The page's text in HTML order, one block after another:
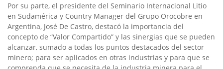
Por su parte, el presidente del Seminario Internacional Litio
en Sudamérica y Country Manager del Grupo Orocobre en
Argentina, José De Castro, destacó la importancia del
concepto de “Valor Compartido” y las sinergias que se pueden
alcanzar, sumado a todas los puntos destacados del sector
minero; para ser aplicados en otras industrias y para que se